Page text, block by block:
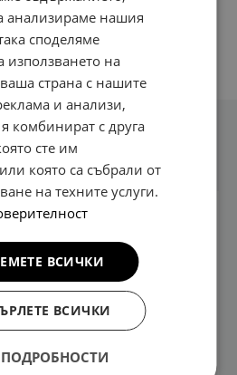
сигурност.
информация
продукта: 4,2 кг
Размери: 145 x
32 x 8,5 см
Бързо и лесно
анализираме нашия
споделяме
използването на
страна с нашите
и анализи,
комбинират с друга
сте им
която са събрали от
на техните услуги.
ВСИЧКИ
ВСИЧКИ